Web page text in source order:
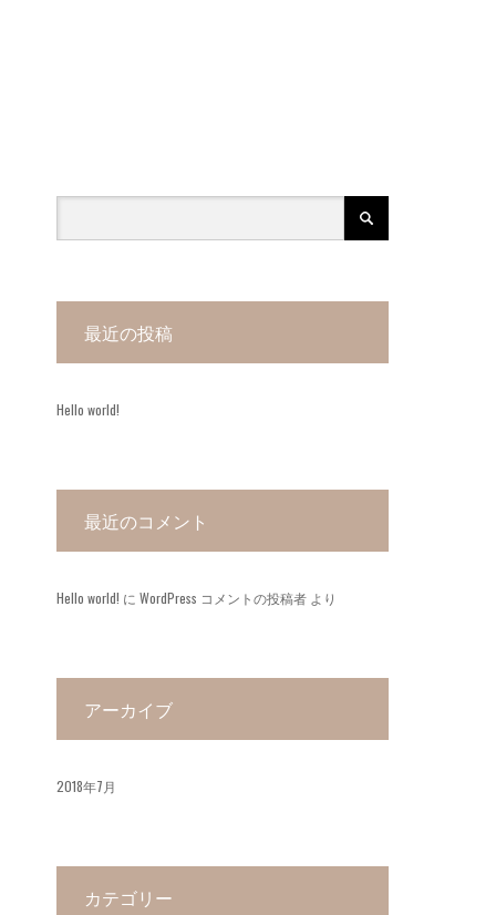
最近の投稿
Hello world!
最近のコメント
Hello world! に WordPress コメントの投稿者 より
アーカイブ
2018年7月
カテゴリー